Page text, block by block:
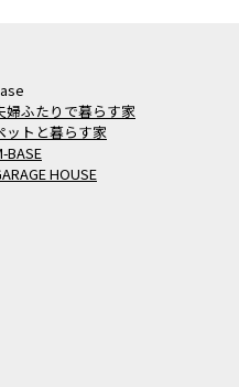
婦ふたりで暮らす家
ットと暮らす家
BASE
HOUSE